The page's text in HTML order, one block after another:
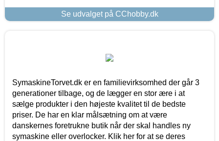
Se udvalget på CChobby.dk
SymaskineTorvet.dk er en familievirksomhed der går 3
generationer tilbage, og de lægger en stor ære i at
sælge produkter i den højeste kvalitet til de bedste
priser. De har en klar målsætning om at være
danskernes foretrukne butik når der skal handles ny
symaskine eller overlocker. Klik her for at se deres